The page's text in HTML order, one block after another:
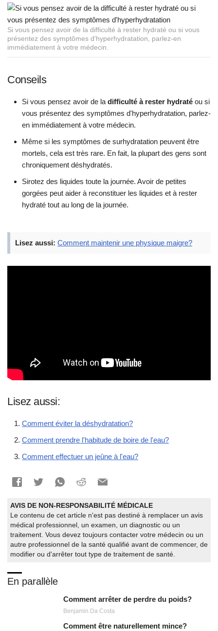
Si vous pensez avoir de la difficulté à rester hydraté ou si vous
présentez des symptômes d'hyperhydratation, parlez-en
immédiatement à votre médecin.
Conseils
Si vous pensez avoir de la difficulté à rester hydraté ou si
vous présentez des symptômes d'hyperhydratation, parlez-
en immédiatement à votre médecin.
Même si les symptômes de surhydratation peuvent être
mortels, cela est très rare. En fait, la plupart des gens sont
chroniquement déshydratés.
Sirotez des liquides toute la journée. Avoir de petites
gorgées peut aider à reconstituer les liquides et à rester
hydraté tout au long de la journée.
Lisez aussi: Comment maintenir une physique maigre?
Lisez aussi:
Comment éviter la déshydratation?
Comment prendre l'habitude de boire de l'eau?
Comment effectuer un jeûne à l'eau?
AVIS DE NON-RESPONSABILITÉ MÉDICALE
Le contenu de cet article n'est pas destiné à remplacer un avis
médical professionnel, un examen, un diagnostic ou un
traitement. Vous devez toujours contacter votre médecin ou un
autre professionnel de la santé qualifié avant de commencer, de
modifier ou d'arrêter tout type de traitement de santé.
En parallèle
Comment arrêter de perdre du poids?
Benjamin Da Costa
Comment être naturellement mince?